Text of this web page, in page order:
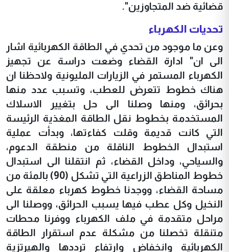
قضائية ضد المتجاوزين".
تحديات الكهرباء
وعن ما موجود من تحدي في الطاقة الكهربائية اشار
الى ان" ادارة القضاء وضعت دراسة عن تجهيز
الكهرباء المستمر في الزيارات المليونية ولاحظنا ان
هناك خطوط تتعرض للعطب، وتسبب عدد منها
بحرائق، ومنها وصلنا الى حل بتغيير الاسلاك
المستخدمة بخطوط نقل الطاقة المغذية الرئيسة
التي كانت قديمة وقلت كفاءتها، وبدأت عملية
استبدال الخطوط الناقلة من منطقة الدعوم،
والسياحي، وداخل القضاء، ثم انتقلنا الى استبدال
خطوط المناطق الزراعية التي تشكل (90) بالمئة من
مساحة القضاء، ووجدنا خطوط كهرباء معلقة على
النخيل وكل عطب فيها يسبب الحرائق، ووصلنا الى
مراحل متقدمة في ملف الكهرباء ووفرنا محطات
متنقلة تخصلنا من مشكلة عدم استقرار الطاقة
الكهربائية وانخفاض وارتفاع ترددها والهيرتزية